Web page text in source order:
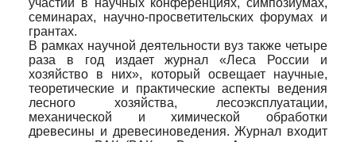
участии в научных конференциях, симпозиумах,
семинарах, научно-просветительских форумах и
грантах.
В рамках научной деятельности вуз также четыре
раза в год издает журнал «Леса России и
хозяйство в них», который освещает научные,
теоретические и практические аспекты ведения
лесного хозяйства, лесоэксплуатации,
механической и химической обработки
древесины и древесиноведения. Журнал входит